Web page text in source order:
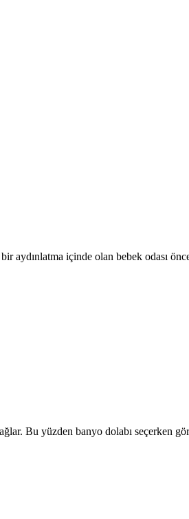
aydınlatma içinde olan bebek odası
Bu yüzden banyo dolabı seçerken